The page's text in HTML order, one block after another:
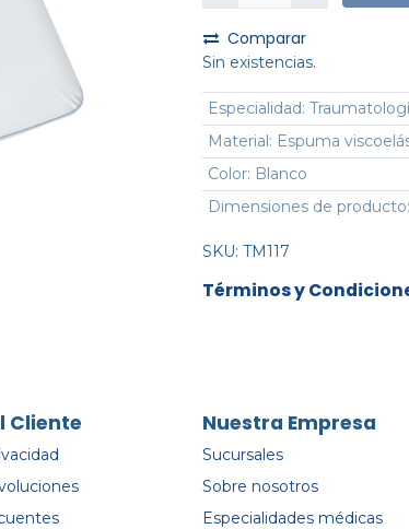
Comparar
Sin existencias.
Especialidad:
Material: Espuma
Color: Blanco
Dimensiones de producto:
SKU: TM117
Términos y
Cliente Nuestra Empresa
Sucursales
Sobre nosotros
Especialidades médicas